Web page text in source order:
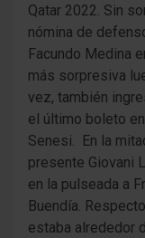
Qatar 2022. Sin
nómina de
Facundo Medina
más sorpresiva
vez, también
el último boleto
Senesi. En la
presente Giovani
en la pulseada a
Buendía.
estaba alrededor